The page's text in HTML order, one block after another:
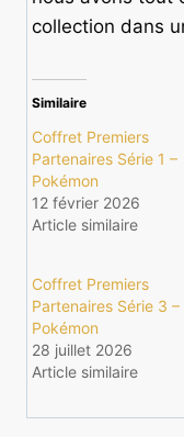
collection dans
Similaire
Coffret Premiers
Partenaires Série 1 –
Pokémon
12 février 2026
Article similaire
Coffret Premiers
Partenaires Série 3 –
Pokémon
28 juillet 2026
Article similaire